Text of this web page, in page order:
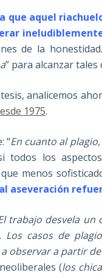
que aquel
de la
” para alcanzar tales
analicemos
1975.
“En cuanto al
todos los
menos
aseveración
trabajo desvela
casos de
observar a partir
(los